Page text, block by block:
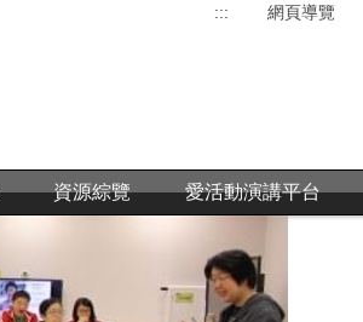
::: 網頁導覽
資源綜覽 愛活動演講平台